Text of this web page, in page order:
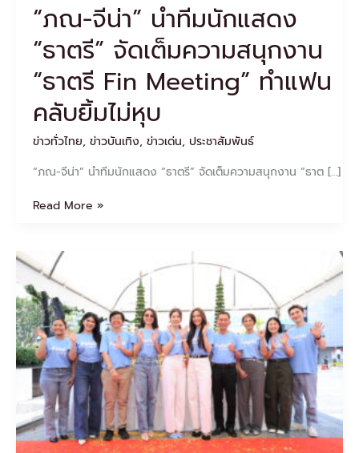
“ภณ-จีน่า” นำทีมนักแสดง
“ธาตรี” จัดเต็มความสนุกงาน
“ธาตรี Fin Meeting” ทำแฟน
คลับยิ้มไม่หุบ
ข่าวทั่วไทย, ข่าวบันเทิง, ข่าวเด่น, ประชาสัมพันธ์
“ภณ-จีน่า” นำทีมนักแสดง “ธาตรี” จัดเต็มความสนุกงาน “ธาต […]
Fin
Meeting”
ทำ
แฟน
คลับ
ไม่
Read More »
อิษ
ยา”
ยก
ขันหมาก
สู่ขอ
“แบม
ส
ราลี”
สุด
ครึกครื้น
บวงสรวง